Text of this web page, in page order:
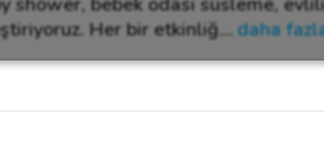
Her bir etkinliğ… daha